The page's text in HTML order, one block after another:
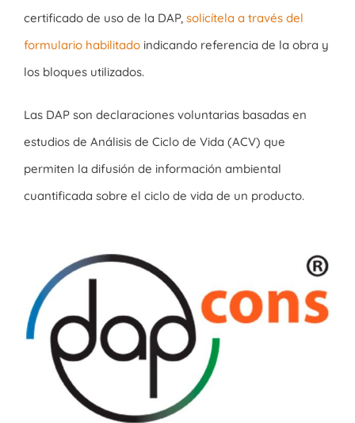
certificado de uso de la DAP, solicítela a través del
formulario habilitado indicando referencia de la obra y
los bloques utilizados.
Las DAP son declaraciones voluntarias basadas en
estudios de Análisis de Ciclo de Vida (ACV) que
permiten la difusión de información ambiental
cuantificada sobre el ciclo de vida de un producto.